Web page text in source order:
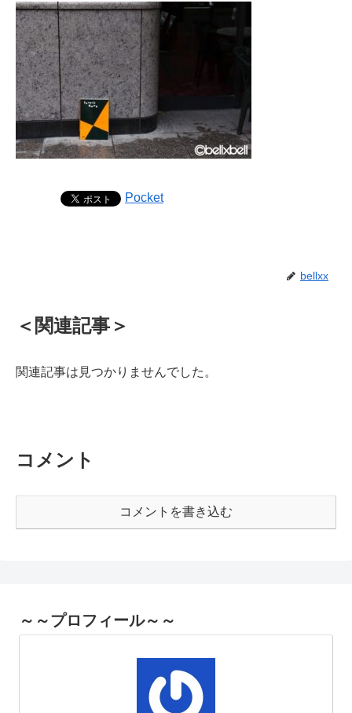
Pocket
bellxx
＜関連記事＞
関連記事は見つかりませんでした。
コメント
コメントを書き込む
～～プロフィール～～